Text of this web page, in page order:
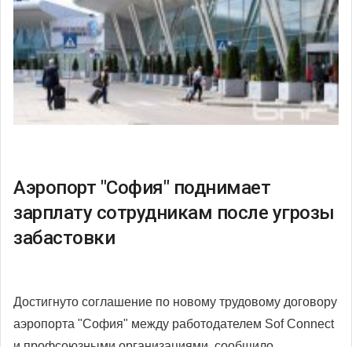
Аэропорт "София" поднимает
зарплату сотрудникам после угрозы
забастовки
Достигнуто соглашение по новому трудовому договору
аэропорта "София" между работодателем Sof Connect